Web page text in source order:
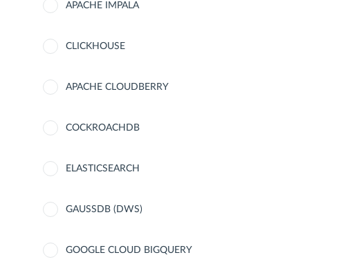
APACHE IMPALA
CLICKHOUSE
APACHE CLOUDBERRY
COCKROACHDB
ELASTICSEARCH
GAUSSDB (DWS)
GOOGLE CLOUD BIGQUERY